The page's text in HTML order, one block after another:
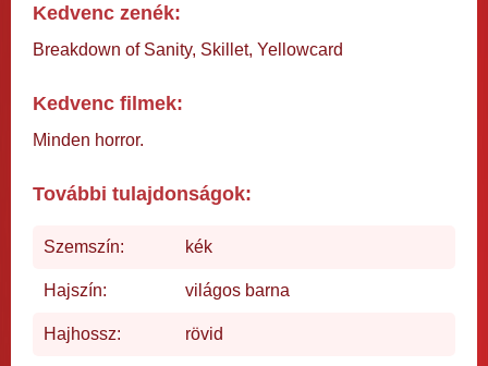
Kedvenc zenék:
Breakdown of Sanity, Skillet, Yellowcard
Kedvenc filmek:
Minden horror.
További tulajdonságok:
Szemszín: kék
Hajszín: világos barna
Hajhossz: rövid